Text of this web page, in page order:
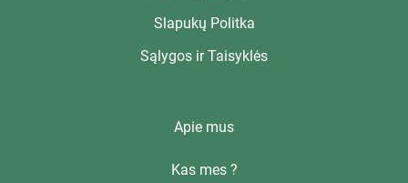
Slapukų Politka
Sąlygos ir Taisyklės
Apie mus
Kas mes ?